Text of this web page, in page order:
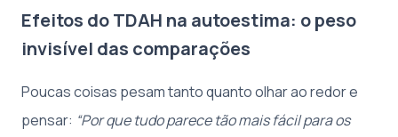
Efeitos do TDAH na autoestima: o peso
invisível das comparações
Poucas coisas pesam tanto quanto olhar ao redor e
pensar: “Por que tudo parece tão mais fácil para os